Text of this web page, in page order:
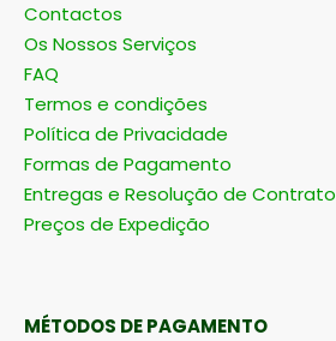
Contactos
Os Nossos Serviços
FAQ
Termos e condições
Política de Privacidade
Formas de Pagamento
Entregas e Resolução de Contrato
Preços de Expedição
MÉTODOS DE PAGAMENTO